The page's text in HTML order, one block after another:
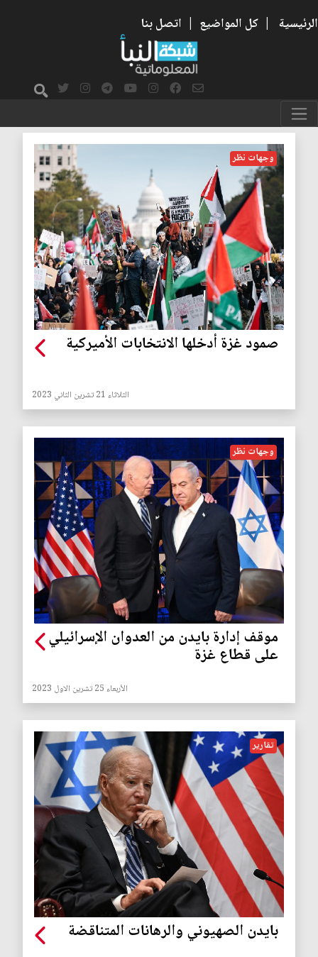
الرئيسية | كل المواضيع | اتصل بنا
جو بايدن
وجهات نظر
صمود غزة أدخلها الانتخابات الأميركية
الثلاثاء 21 تشرين الثاني 2023
وجهات نظر
موقف إدارة بايدن من العدوان الإسرائيلي
على قطاع غزة
الأربعاء 25 تشرين الاول 2023
تقارير
بايدن الصهيوني والرهانات المتناقضة